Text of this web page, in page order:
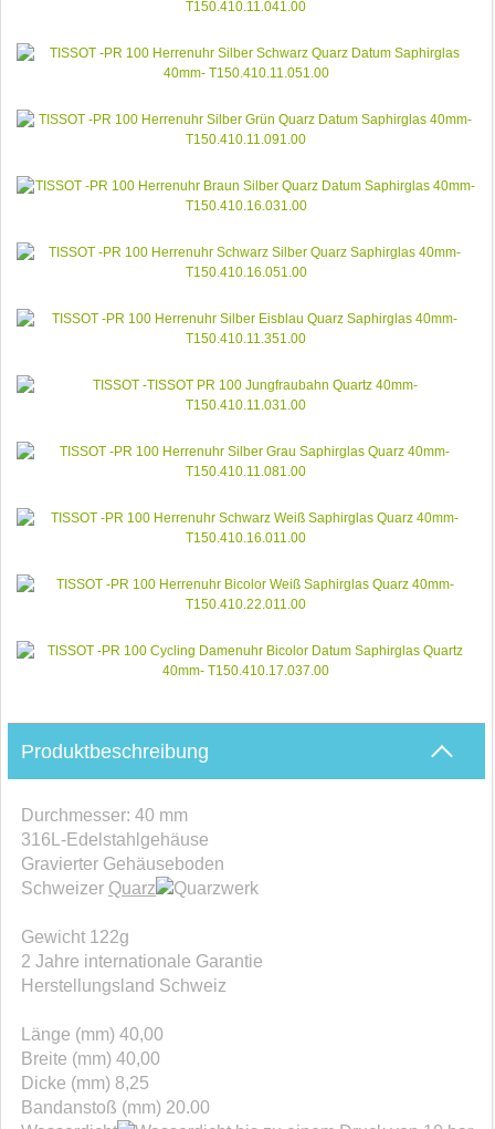
Produktbeschreibung
Durchmesser: 40 mm
316L-Edelstahlgehäuse
Gravierter Gehäuseboden
Schweizer Quarz werk
Gewicht 122g
2 Jahre internationale Garantie
Herstellungsland Schweiz
Länge (mm) 40,00
Breite (mm) 40,00
Dicke (mm) 8,25
Bandanstoß (mm) 20.00